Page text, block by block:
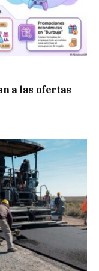
a las ofertas